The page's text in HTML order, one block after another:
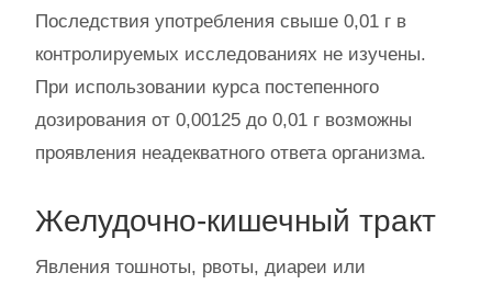
Последствия употребления свыше 0,01 г в
контролируемых исследованиях не изучены.
При использовании курса постепенного
дозирования от 0,00125 до 0,01 г возможны
проявления неадекватного ответа организма.
Желудочно-кишечный тракт
Явления тошноты, рвоты, диареи или